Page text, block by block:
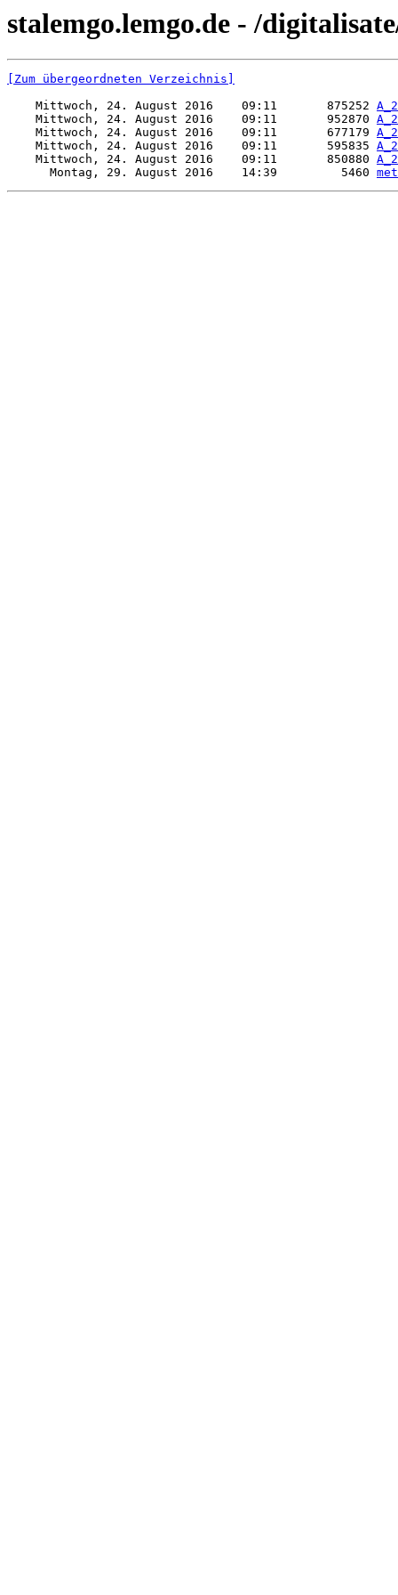
stalemgo.lemgo.de - /
[Zum übergeordneten Verzeichnis]
    Mittwoch, 24. August 2016    09:11       875252
    Mittwoch, 24. August 2016    09:11       952870
    Mittwoch, 24. August 2016    09:11       677179
    Mittwoch, 24. August 2016    09:11       595835
    Mittwoch, 24. August 2016    09:11       850880
      Montag, 29. August 2016    14:39         5460